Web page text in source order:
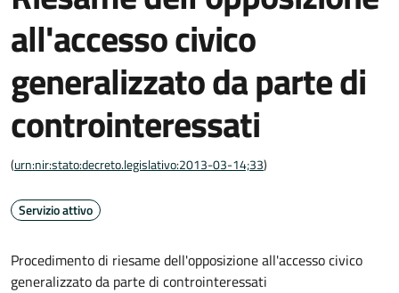
all'accesso civico
generalizzato da parte di
controinteressati
(urn:nir:stato:decreto.legislativo:2013-03-14;33)
Servizio attivo
Procedimento di riesame dell'opposizione all'accesso civico
generalizzato da parte di controinteressati